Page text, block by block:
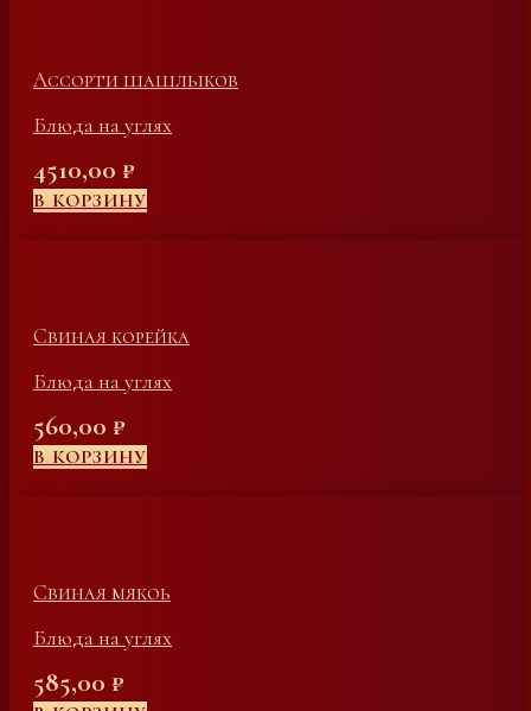
Ассорти шашлыков
Блюда на углях
4510,00 ₽
В КОРЗИНУ
Свиная корейка
Блюда на углях
560,00 ₽
В КОРЗИНУ
Свиная мякоь
Блюда на углях
585,00 ₽